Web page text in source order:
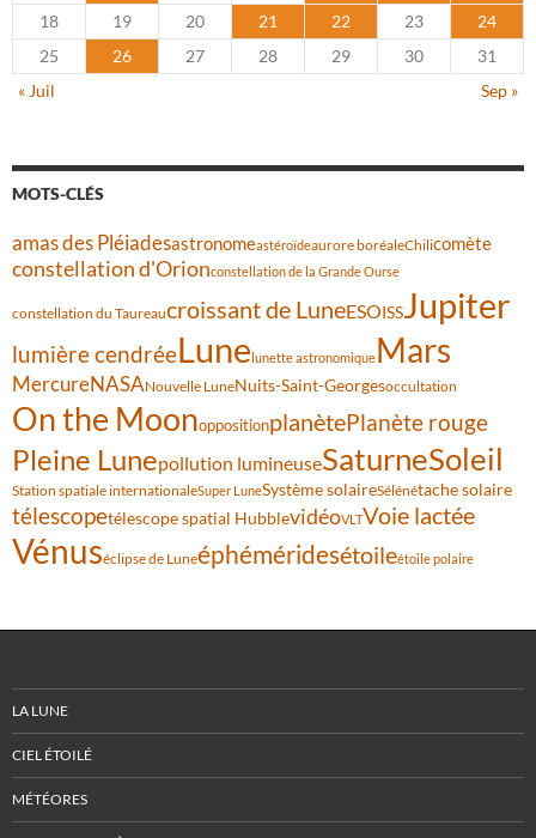
18
19 20 21 22 23
24
25
26 27 28 29 30
31
« Juil
Sep »
MOTS-CLÉS
amas des Pléiadesastronomeastéroïdeaurore boréaleChilicomète
constellation d'Orionconstellation de la Grande Ourse
constellation du Taureaucroissant de LuneESOISSJupiter
lumière cendréeLune lunette astronomiqueMars
MercureNASANouvelle LuneNuits-Saint-Georgesoccultation
On the MoonoppositionplanètePlanète rouge
Pleine Lunepollution lumineuseSaturneSoleil
Station spatiale internationaleSuper LuneSystème solaireSélénétache solaire
télescopetélescope spatial HubblevidéoVLTVoie lactée
Vénuséclipse de Luneéphéméridesétoileétoile polaire
LA LUNE
CIEL ÉTOILÉ
MÉTÉORES